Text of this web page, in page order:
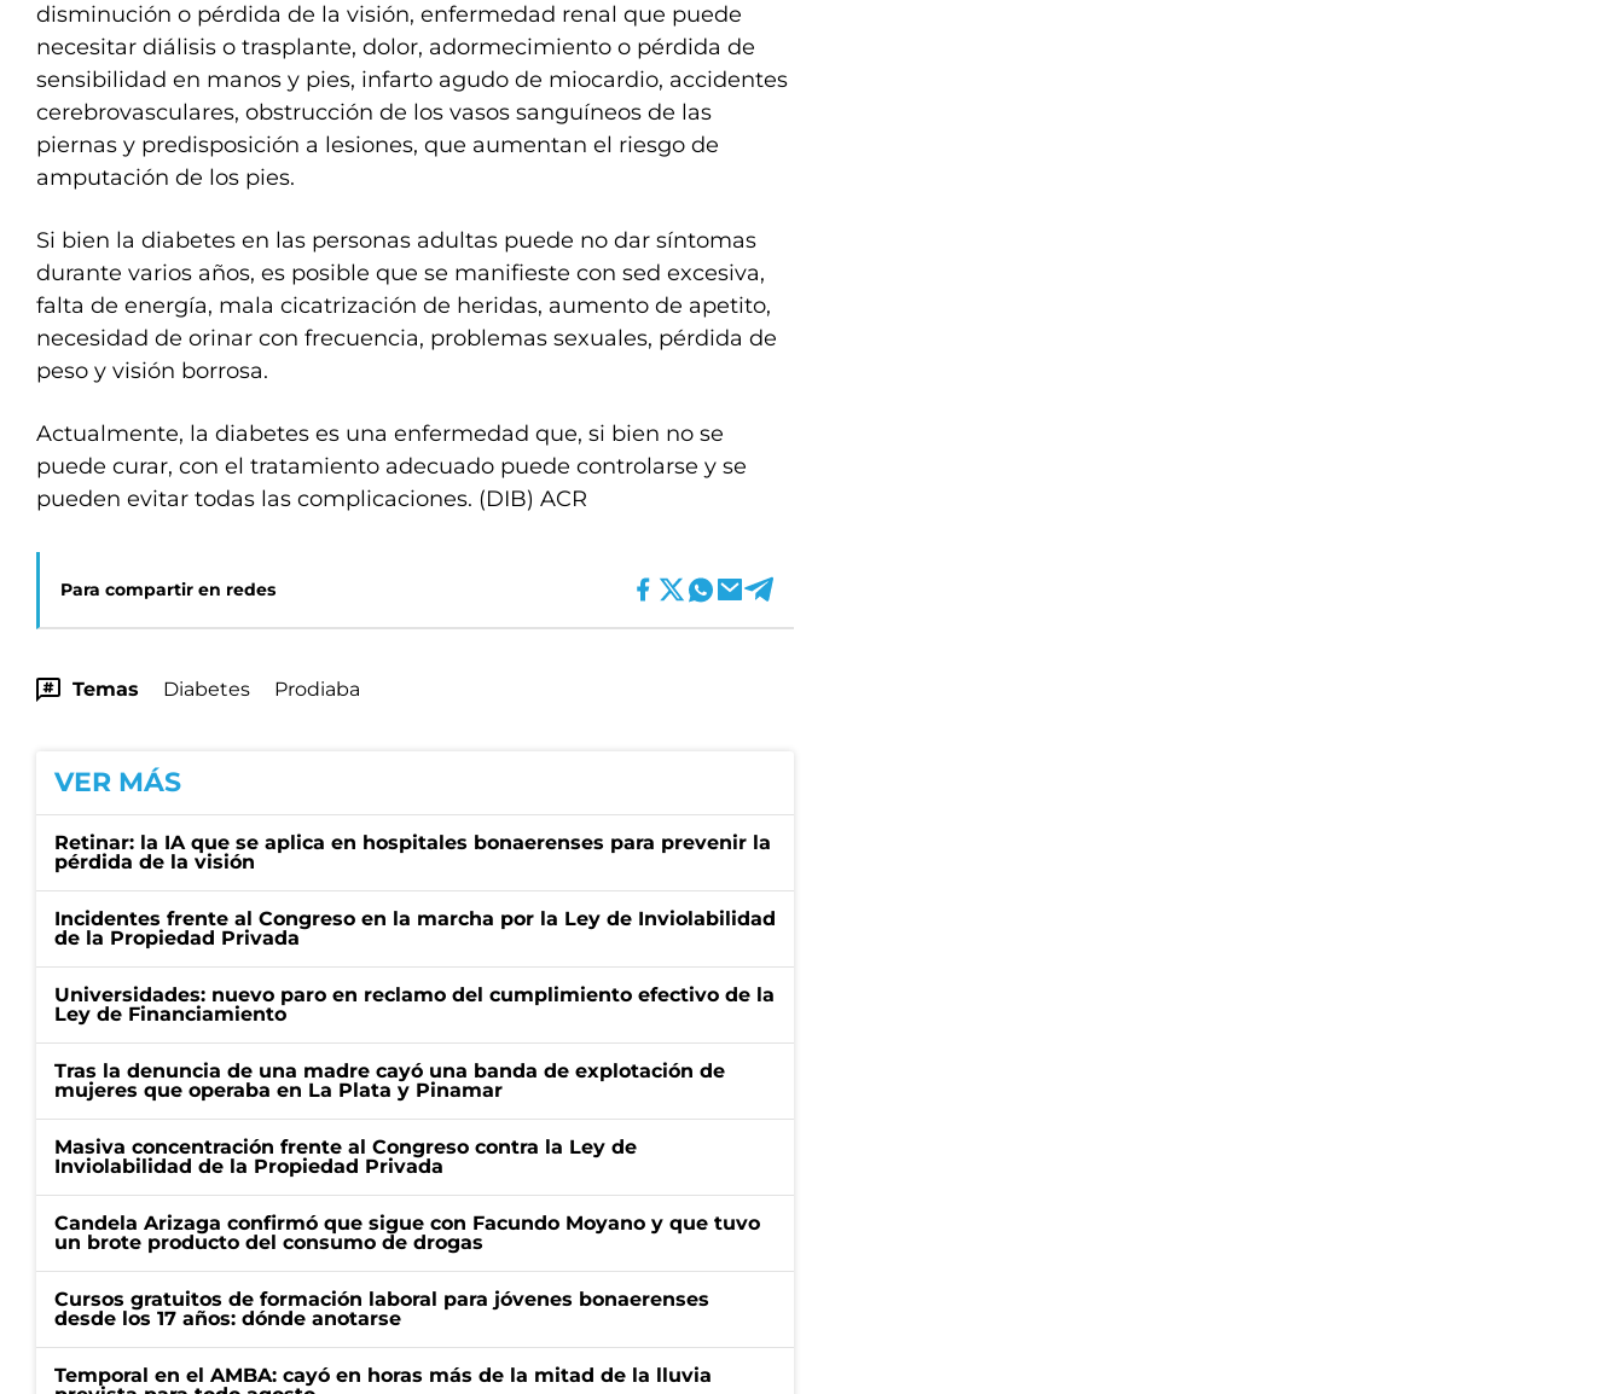
disminución o pérdida de la visión, enfermedad renal que puede
necesitar diálisis o trasplante, dolor, adormecimiento o pérdida de
sensibilidad en manos y pies, infarto agudo de miocardio, accidentes
cerebrovasculares, obstrucción de los vasos sanguíneos de las
piernas y predisposición a lesiones, que aumentan el riesgo de
amputación de los pies.
Si bien la diabetes en las personas adultas puede no dar síntomas
durante varios años, es posible que se manifieste con sed excesiva,
falta de energía, mala cicatrización de heridas, aumento de apetito,
necesidad de orinar con frecuencia, problemas sexuales, pérdida de
peso y visión borrosa.
Actualmente, la diabetes es una enfermedad que, si bien no se
puede curar, con el tratamiento adecuado puede controlarse y se
pueden evitar todas las complicaciones. (DIB) ACR
Para compartir en redes
Temas Diabetes Prodiaba
VER MÁS
Retinar: la IA que se aplica en hospitales bonaerenses para prevenir la
pérdida de la visión
Incidentes frente al Congreso en la marcha por la Ley de Inviolabilidad
de la Propiedad Privada
Universidades: nuevo paro en reclamo del cumplimiento efectivo de la
Ley de Financiamiento
Tras la denuncia de una madre cayó una banda de explotación de
mujeres que operaba en La Plata y Pinamar
Masiva concentración frente al Congreso contra la Ley de
Inviolabilidad de la Propiedad Privada
Candela Arizaga confirmó que sigue con Facundo Moyano y que tuvo
un brote producto del consumo de drogas
Cursos gratuitos de formación laboral para jóvenes bonaerenses
desde los 17 años: dónde anotarse
Temporal en el AMBA: cayó en horas más de la mitad de la lluvia